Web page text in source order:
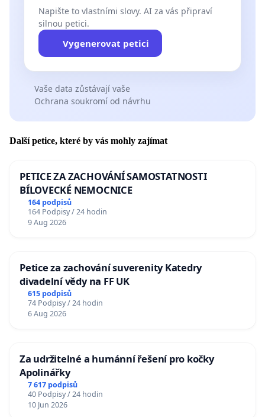
Napište to vlastními slovy. AI za vás připraví
silnou petici.
Vygenerovat petici
Vaše data zůstávají vaše
Ochrana soukromí od návrhu
Další petice, které by vás mohly zajímat
PETICE ZA ZACHOVÁNÍ SAMOSTATNOSTI
BÍLOVECKÉ NEMOCNICE
164 podpisů
164 Podpisy / 24 hodin
9 Aug 2026
Petice za zachování suverenity Katedry
divadelní vědy na FF UK
615 podpisů
74 Podpisy / 24 hodin
6 Aug 2026
Za udržitelné a humánní řešení pro kočky
Apolinářky
7 617 podpisů
40 Podpisy / 24 hodin
10 Jun 2026